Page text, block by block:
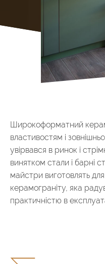
Широкоформатний
властивостям і
увірвався в ринок і
винятком стали і барні
майстри виготовлять
керамограніту, яка
практичністю в